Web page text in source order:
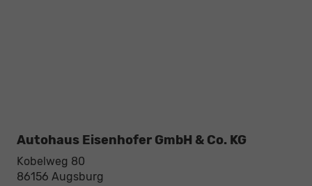
Autohaus Eisenhofer GmbH & Co. KG
Kobelweg 80
86156 Augsburg